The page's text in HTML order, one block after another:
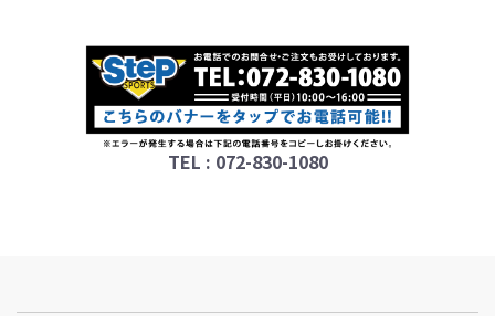
TEL : 072-830-1080